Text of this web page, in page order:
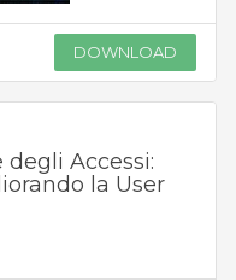
DOWNLOAD
Accessi:
la User